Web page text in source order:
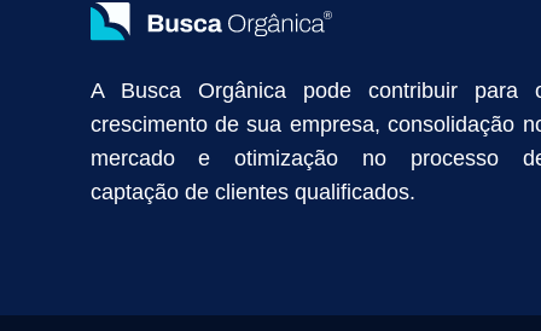
A Busca Orgânica pode contribuir para
crescimento de sua empresa, consolidação
mercado e otimização no processo
captação de clientes qualificados.